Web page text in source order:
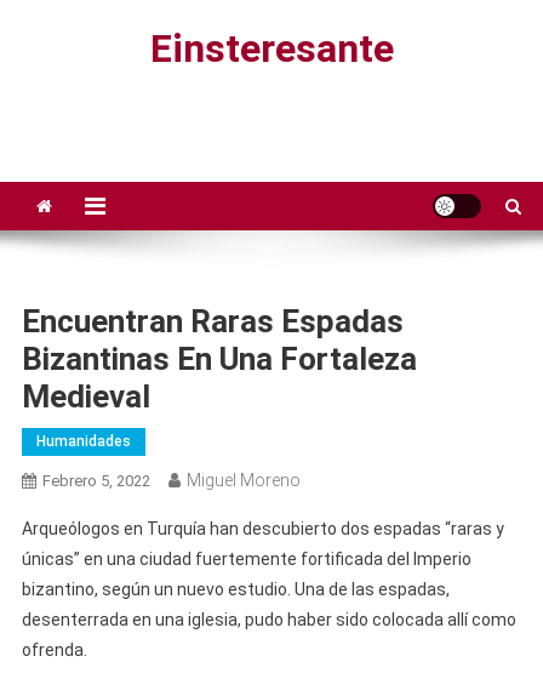
Einsteresante
Encuentran Raras Espadas
Bizantinas En Una Fortaleza
Medieval
Humanidades
Febrero 5, 2022 Miguel Moreno
Arqueólogos en Turquía han descubierto dos espadas “raras y
únicas” en una ciudad fuertemente fortificada del Imperio
bizantino, según un nuevo estudio. Una de las espadas,
desenterrada en una iglesia, pudo haber sido colocada allí como
ofrenda.